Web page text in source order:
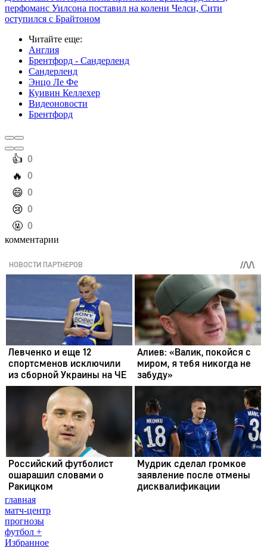
перфоманс Уилсона поставил на колени Челси, Сити
оступился с Брайтоном
Читайте еще:
Англия
Брентфорд - Сандерленд
Сандерленд
Энцо Ле Фе
Куивин Келлехер
Видеоновости
Брентфорд
️👍 0
️🔥 0
️😄 0
️😢 0
️🤬 0
комментарии
главная
матч-центр
прогнозы
футбол +
Избранное